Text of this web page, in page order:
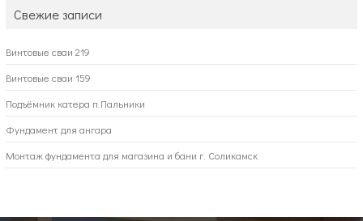
Свежие записи
Винтовые сваи 219
Винтовые сваи 159
Подъёмник катера п.Пальники
Фундамент для ангара
Монтаж фундамента для магазина и бани г. Соликамск